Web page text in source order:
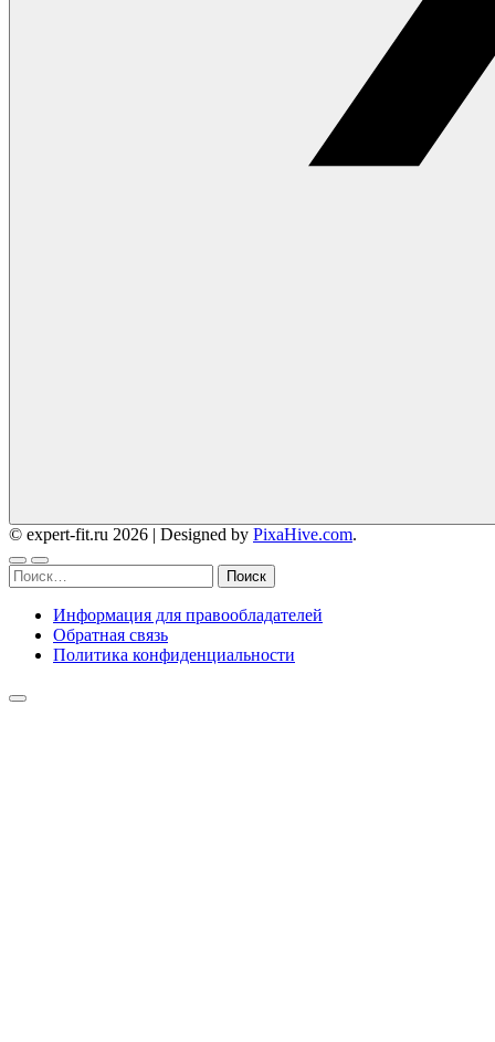
© expert-fit.ru 2026 | Designed by PixaHive.com.
Найти:
Информация для правообладателей
Обратная связь
Политика конфиденциальности